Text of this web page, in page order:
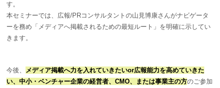
す。
本セミナーでは、広報/PRコンサルタントの山見博康さんがナビゲータ
ーを務め「メディアへ掲載されるための最短ルート」を明確に示してい
きます。
今後、 メディア掲載へ力を入れていきたいor広報能力を高めていきた
い、中小・ベンチャー企業の経営者、CMO、または事業主の方のご参加